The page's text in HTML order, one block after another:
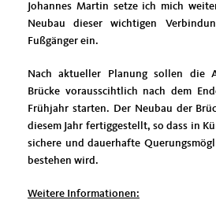
Johannes Martin setze ich mich
Neubau dieser wichtigen
Fußgänger ein.
Nach aktueller Planung sollen die
Brücke vorausscihtlich nach dem
Frühjahr starten. Der Neubau der
diesem Jahr fertiggestellt, so dass in
sichere und dauerhafte
bestehen wird.
Weitere Informationen: